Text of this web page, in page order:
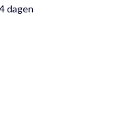
dagen